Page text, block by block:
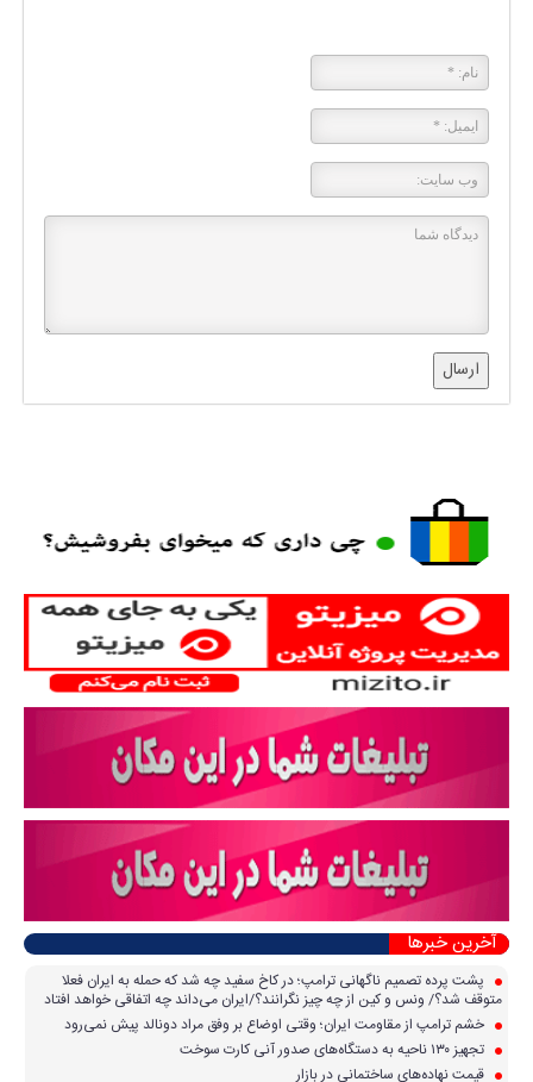
ارسال
آخرین خبرها
پشت پرده تصمیم ناگهانی ترامپ؛ در کاخ سفید چه شد که حمله به ایران فعلا
متوقف شد؟/ ونس و کین از چه چیز نگرانند؟/ایران می‌داند چه اتفاقی خواهد افتاد
خشم ترامپ از مقاومت ایران؛ وقتی اوضاع بر وفق مراد دونالد پیش نمی‌رود
تجهیز ۱۳۰ ناحیه به دستگاه‌های صدور آنی کارت سوخت
قیمت نهاده‌های ساختمانی در بازار